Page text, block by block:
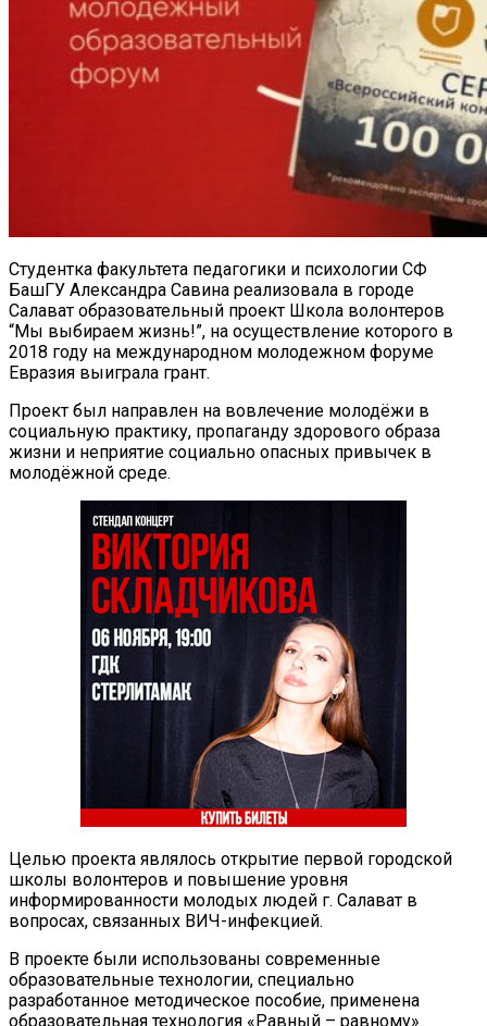
Студентка факультета педагогики и психологии СФ
БашГУ Александра Савина реализовала в городе
Салават образовательный проект Школа волонтеров
“Мы выбираем жизнь!”, на осуществление которого в
2018 году на международном молодежном форуме
Евразия выиграла грант.
Проект был направлен на вовлечение молодёжи в
социальную практику, пропаганду здорового образа
жизни и неприятие социально опасных привычек в
молодёжной среде.
Целью проекта являлось открытие первой городской
школы волонтеров и повышение уровня
информированности молодых людей г. Салават в
вопросах, связанных ВИЧ-инфекцией.
В проекте были использованы современные
образовательные технологии, специально
разработанное методическое пособие, применена
образовательная технология «Равный – равному».